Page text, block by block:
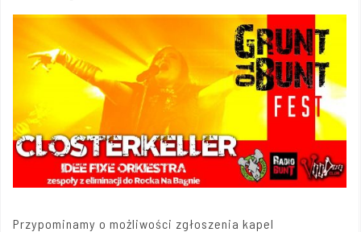
Przypominamy o możliwości zgłoszenia kapel